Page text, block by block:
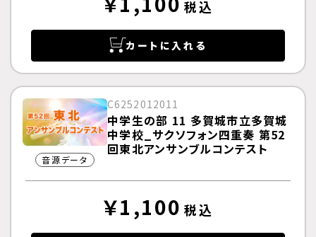
税込
カートに入れる
音源データ
C6252012011
中学生の部 11 多賀城市立多賀城
中学校_サクソフォン四重奏 第52
回東北アンサンブルコンテスト
￥1,100 税込